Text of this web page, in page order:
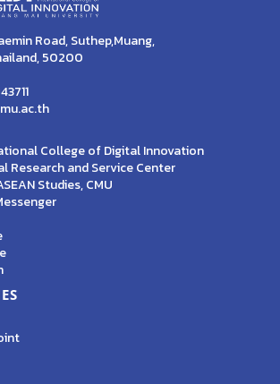
Road, Suthep,Muang,
50200
College of Digital Innovation
Research and Service Center
Studies, CMU